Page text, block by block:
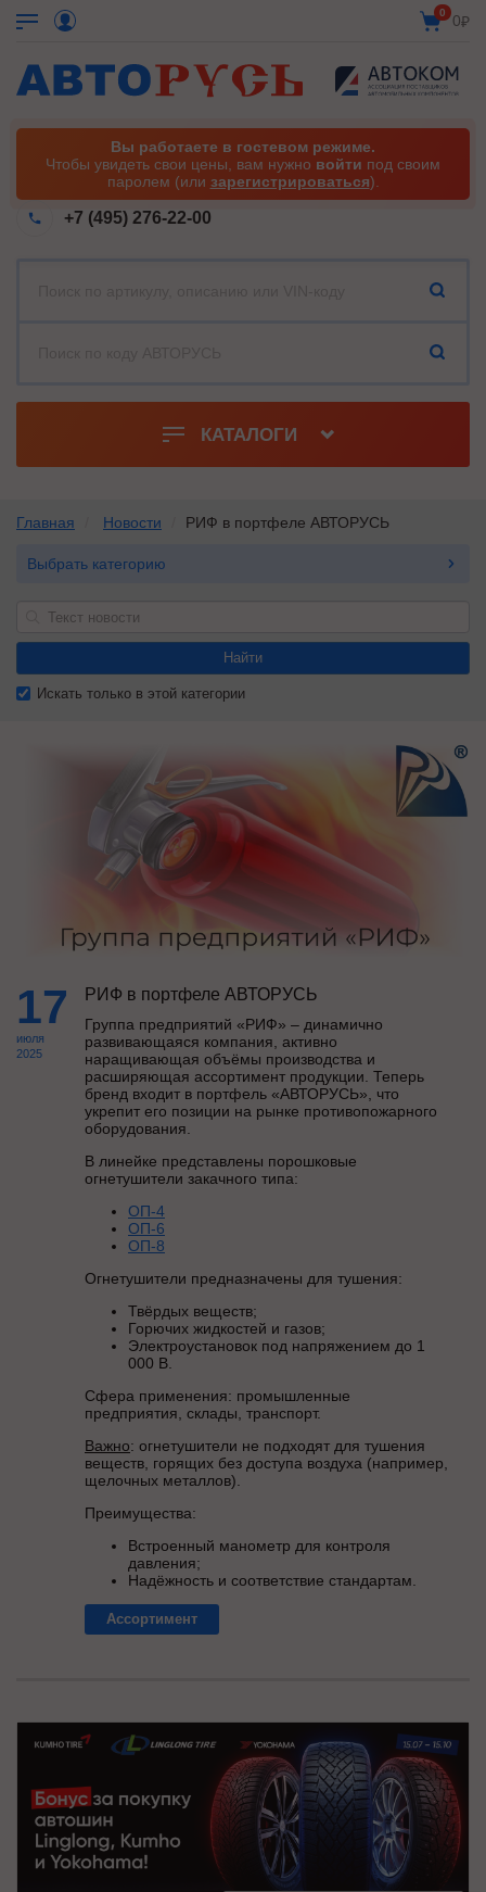
0 0₽
Вы работаете в гостевом режиме.
Чтобы увидеть свои цены, вам нужно войти под своим
паролем (или зарегистрироваться).
+7 (495) 276-22-00
КАТАЛОГИ
Главная Новости РИФ в портфеле АВТОРУСЬ
Выбрать категорию
Найти
Искать только в этой категории
17
июля
2025
РИФ в портфеле АВТОРУСЬ
Группа предприятий «РИФ» – динамично
развивающаяся компания, активно
наращивающая объёмы производства и
расширяющая ассортимент продукции. Теперь
бренд входит в портфель «АВТОРУСЬ», что
укрепит его позиции на рынке противопожарного
оборудования.
В линейке представлены порошковые
огнетушители закачного типа:
ОП-4
ОП-6
ОП-8
Огнетушители предназначены для тушения:
Твёрдых веществ;
Горючих жидкостей и газов;
Электроустановок под напряжением до 1
000 В.
Сфера применения: промышленные
предприятия, склады, транспорт.
Важно: огнетушители не подходят для тушения
веществ, горящих без доступа воздуха (например,
щелочных металлов).
Преимущества:
Встроенный манометр для контроля
давления;
Надёжность и соответствие стандартам.
Ассортимент